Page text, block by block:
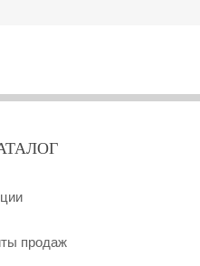
продаж